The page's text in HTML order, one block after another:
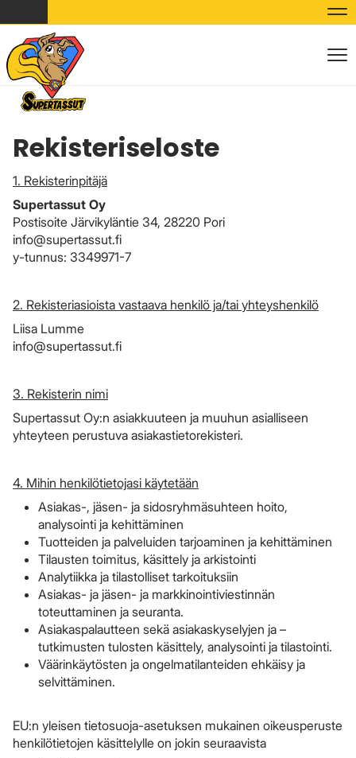
Rekisteriseloste
1. Rekisterinpitäjä
Supertassut Oy
Postisoite Järvikyläntie 34, 28220 Pori
info@supertassut.fi
y-tunnus: 3349971-7
2. Rekisteriasioista vastaava henkilö ja/tai yhteyshenkilö
Liisa Lumme
info@supertassut.fi
3. Rekisterin nimi
Supertassut Oy:n asiakkuuteen ja muuhun asialliseen
yhteyteen perustuva asiakastietorekisteri.
4. Mihin henkilötietojasi käytetään
Asiakas-, jäsen- ja sidosryhmäsuhteen hoito,
analysointi ja kehittäminen
Tuotteiden ja palveluiden tarjoaminen ja kehittäminen
Tilausten toimitus, käsittely ja arkistointi
Analytiikka ja tilastolliset tarkoituksiin
Asiakas- ja jäsen- ja markkinointiviestinnän
toteuttaminen ja seuranta.
Asiakaspalautteen sekä asiakaskyselyjen ja –
tutkimusten tulosten käsittely, analysointi ja tilastointi.
Väärinkäytösten ja ongelmatilanteiden ehkäisy ja
selvittäminen.
EU:n yleisen tietosuoja-asetuksen mukainen oikeusperuste
henkilötietojen käsittelylle on jokin seuraavista